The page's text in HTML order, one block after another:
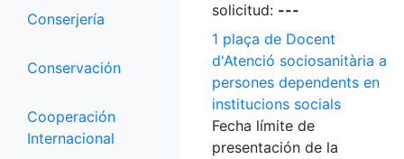
Conserjería
Conservación
Cooperación
Internacional
solicitud: ---
1 plaça de Docent
d'Atenció sociosanitària a
persones dependents en
institucions socials
Fecha límite de
presentación de la